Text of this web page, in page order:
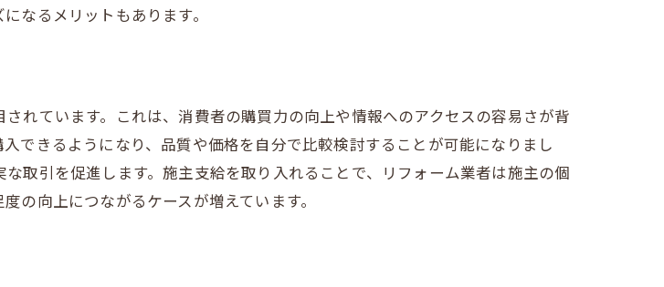
ための素材選びの自由度
雰囲気を左右する力
実現するオリジナリティ
を形にする方法
素材選定の楽しみ
な空間作りのポイント
なるメリットもあります。
れています。これは、消費者の購買力の向上や情報へのアクセスの容易さが背
できるようになり、品質や価格を自分で比較検討することが可能になりまし
取引を促進します。施主支給を取り入れることで、リフォーム業者は施主の個
の向上につながるケースが増えています。